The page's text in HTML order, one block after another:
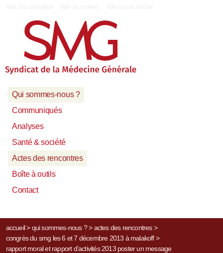
Qui sommes-nous ?
Communiqués
Analyses
Santé & société
Actes des rencontres
Boîte à outils
Contact
accueil> qui sommes-nous ?> actes des rencontres>
congrès du smg les 6 et 7 décembre 2013 à malakoff>
rapport moral et rapport d’activités 2013 poster un message